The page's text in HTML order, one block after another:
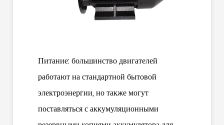
Питание: большинство двигателей
работают на стандартной бытовой
электроэнергии, но также могут
поставляться с аккумуляционными